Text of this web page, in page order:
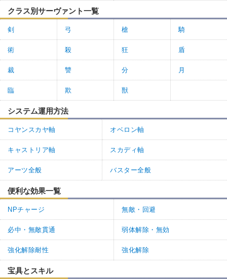
クラス別サーヴァント一覧
剣 弓 槍 騎
術 殺 狂 盾
裁 讐 分 月
臨 欺 獣
システム運用方法
コヤンスカヤ軸 オベロン軸
キャストリア軸 スカディ軸
アーツ全般 バスター全般
便利な効果一覧
NPチャージ 無敵・回避
必中・無敵貫通 弱体解除・無効
強化解除耐性 強化解除
宝具とスキル